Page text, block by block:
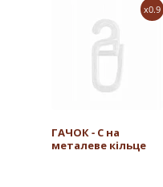
x0.9
ГАЧОК - С на
металеве кільце